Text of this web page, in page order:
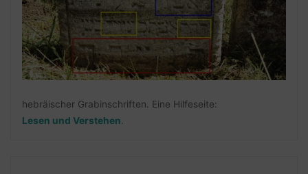
hebräischer Grabinschriften. Eine Hilfeseite:
Lesen und Verstehen.